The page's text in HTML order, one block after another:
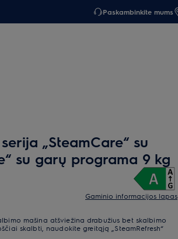
Paskambinkite mums
„SteamCare“ su
su garų programa 9 kg
Gaminio informacijos lapas
mašina atšviežina drabužius bet skalbimo
skalbti, naudokite greitąją „SteamRefresh“